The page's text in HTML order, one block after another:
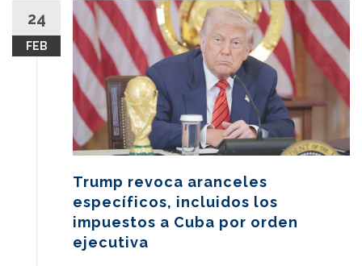
24
FEB
Trump revoca aranceles
específicos, incluidos los
impuestos a Cuba por orden
ejecutiva